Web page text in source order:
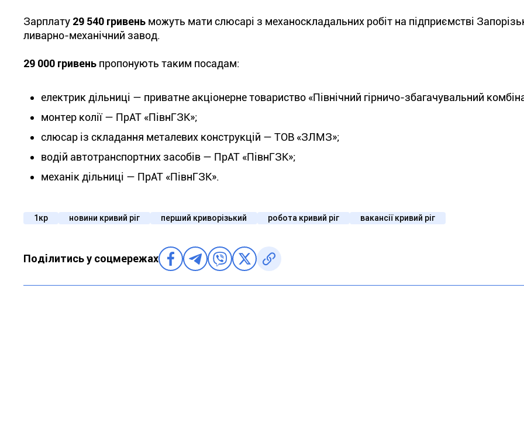
Зарплату 29 540 гривень можуть мати слюсарі з механоскладальних робіт на підприємстві
ливарно-механічний завод.
29 000 гривень пропонують таким посадам:
електрик дільниці — приватне акціонерне товариство «Північний гірничо-збагачувальний
монтер колії — ПрАТ «ПівнГЗК»;
слюсар із складання металевих конструкцій — ТОВ «ЗЛМЗ»;
водій автотранспортних засобів — ПрАТ «ПівнГЗК»;
механік дільниці — ПрАТ «ПівнГЗК».
1кр новини кривий ріг перший криворізький робота кривий ріг вакансії кривий ріг
Поділитись у соцмережах